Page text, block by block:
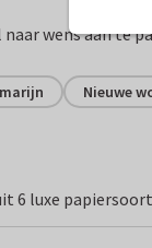
wens aan te
Nieuwe
6 luxe